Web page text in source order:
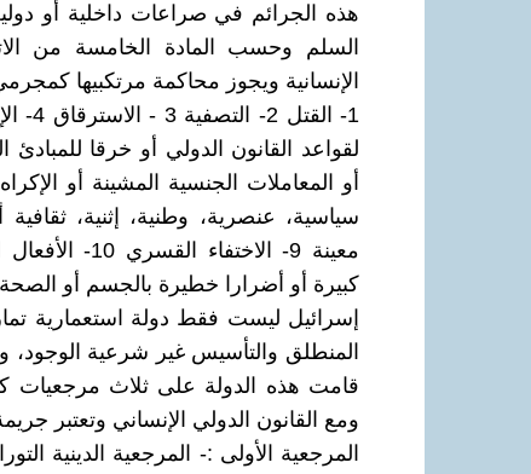
هذه الجرائم في صراعات داخلية أو
السلم وحسب المادة الخامسة من
الإنسانية ويجوز محاكمة مرتكبيها
سياسية، عنصرية، وطنية، إثنية،
معينة 9-
كبيرة أو أضرارا خطيرة بالجسم أو
إسرائيل ليست فقط دولة استعمارية
المنطلق والتأسيس غير شرعية الوجود،
قامت هذه الدولة على ثلاث مرجعيات
ومع القانون الدولي الإنساني وتعتبر
المرجعية الأولى :- المرجعية الدينية